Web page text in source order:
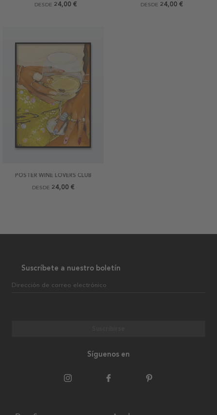
DESDE 24,00 €
DESDE 24,00 €
POSTER WINE LOVERS CLUB
DESDE 24,00 €
Suscríbete a nuestro boletín
Dirección de correo electrónico
Síguenos en